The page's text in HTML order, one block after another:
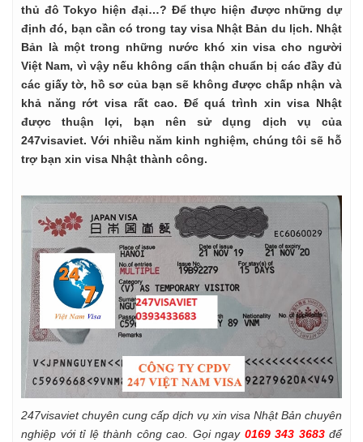
thủ đô Tokyo hiện đại…? Để thực hiện được những dự
định đó, bạn cần có trong tay visa Nhật Bản du lịch. Nhật
Bản là một trong những nước khó xin visa cho người
Việt Nam, vì vậy nếu không cẩn thận chuẩn bị các đầy đủ
các giấy tờ, hồ sơ của bạn sẽ không được chấp nhận và
khả năng rớt visa rất cao. Để quá trình xin visa Nhật
được thuận lợi, bạn nên sử dụng dịch vụ của
247visaviet. Với nhiều năm kinh nghiệm, chúng tôi sẽ hỗ
trợ bạn xin visa Nhật thành công.
247visaviet chuyên cung cấp dịch vụ xin visa Nhật Bản chuyên
nghiệp với tỉ lệ thành công cao. Gọi ngay 0169 343 3683 để